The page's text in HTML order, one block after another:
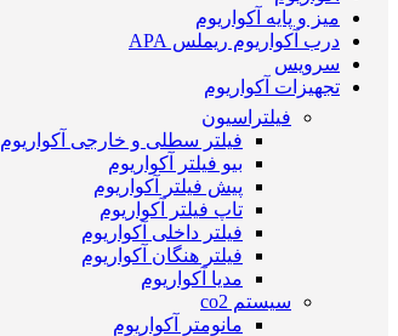
میز و پایه آکواریوم
درب آکواریوم ریملس APA
سرویس
تجهیزات آکواریوم
فیلتراسیون
فیلتر سطلی و خارجی آکواریوم
بیو فیلتر آکواریوم
پیش فیلتر آکواریوم
تاپ فیلتر آکواریوم
فیلتر داخلی آکواریوم
فیلتر هنگان آکواریوم
مدیا آکواریوم
سیستم co2
مانومتر آکواریوم